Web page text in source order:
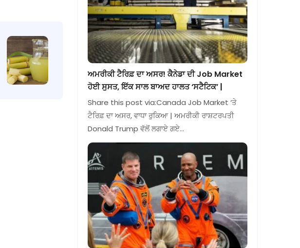
ਅਮਰੀਕੀ ਟੈਰਿਫ਼ ਦਾ ਅਸਰ! ਕੈਨੇਡਾ ਦੀ Job Market
ਹੋਈ ਸੁਸਤ, ਇੱਕ ਸਾਲ ਬਾਅਦ ਹਾਲਤ ‘ਸਟੈਟਿਕ’ |
Share this post via:Canada Job Market ‘ਤੇ
ਟੈਰਿਫ਼ ਦਾ ਅਸਰ, ਵਾਧਾ ਰੁਕਿਆ | ਅਮਰੀਕੀ ਰਾਸ਼ਟਰਪਤੀ
Donald Trump ਵੱਲੋਂ ਲਗਾਏ ਗਏ…